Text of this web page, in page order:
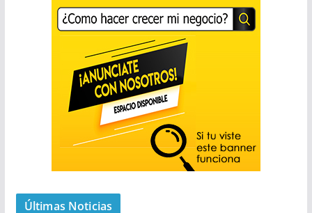
Últimas Noticias